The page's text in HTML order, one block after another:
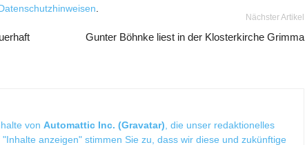
Nächster Artikel
Gunter Böhnke liest in der Klosterkirche Grimma
von Automattic Inc. (Gravatar) , die unser redaktionelles
anzeigen" stimmen Sie zu, dass wir diese und zukünftige